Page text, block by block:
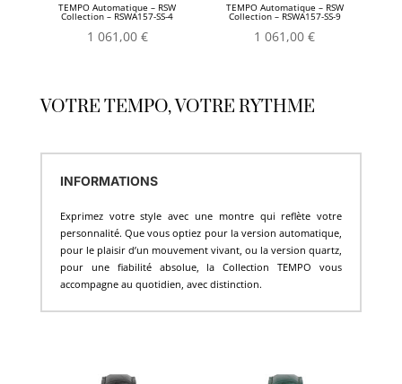
TEMPO Automatique – RSW
Collection – RSWA157-SS-4
1 061,00 €
TEMPO Automatique – RSW
Collection – RSWA157-SS-9
1 061,00€
VOTRE TEMPO, VOTRE RYTHME
INFORMATIONS
Exprimez votre style avec une montre qui reflète votre
personnalité. Que vous optiez pour la version automatique,
pour le plaisir d’un mouvement vivant, ou la version quartz,
pour une fiabilité absolue, la Collection TEMPO vous
accompagne au quotidien, avec distinction.